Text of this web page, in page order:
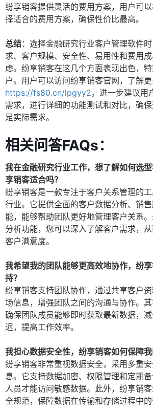
纷享销客提供灵活的费用方案，用户可
择适合的费用方案，确保性价比最高。
总结：选择金融研究行业客户管理软件
求、客户规模、安全性、易用性和费用
虑。纷享销客在这几个方面表现出色，
户。用户可以访问纷享销客官网，了解更
https://fs80.cn/lpgyy2。进一步建议用
需求，进行详细的功能测试和对比，确
足实际需求。
相关问答FAQs：
我在金融研究行业工作，想了解如何选
享销客适合吗？
纷享销客是一款专注于客户关系管理的
行业。它提供全面的客户数据分析、销
能，能够帮助团队更好地管理客户关系
分析功能，您可以深入了解客户需求，
客户满意度。
我希望我的团队能够更高效地协作，纷
持？
纷享销客支持团队协作，通过共享客户
场信息，增强团队之间的沟通与协作。
确保团队成员能够即时获取最新数据，
迟，提高工作效率。
我担心数据安全性，纷享销客如何保障我
纷享销客非常重视数据安全，采用多重
息。它支持数据加密、权限管理和定期
人员才能访问敏感数据。此外，纷享销
全规范，保障数据在传输和存储过程中的